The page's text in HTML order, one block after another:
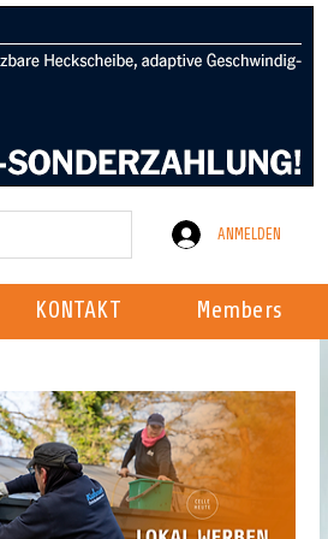
ANMELDEN
KONTAKT Members